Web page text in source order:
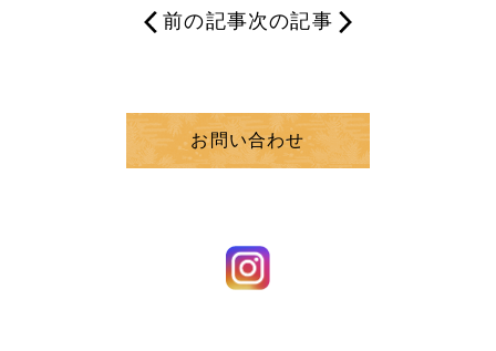
前の記事次の記事
お問い合わせ